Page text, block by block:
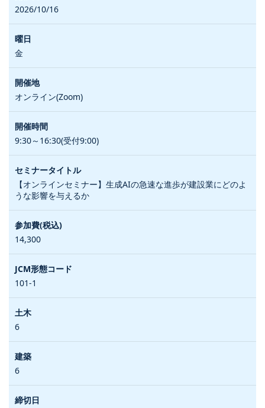
2026/10/16
金
オンライン(Zoom)
9:30～16:30(受付9:00)
【オンラインセミナー】生成AIの急速な進歩が建設業にどのよ
うな影響を与えるか
14,300
101-1
6
6